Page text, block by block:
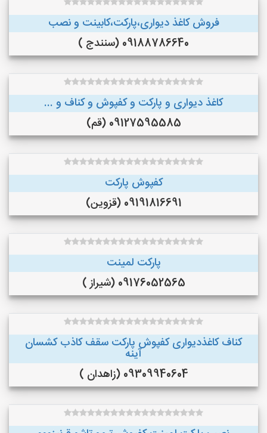
فروش کاغذ دیواری،پارکت،کابینت و نصب
09188786640 (سنندج )
کاغذ دیواری و پارکت و کفپوش و کناف و ...
09127595585 (قم)
کفپوش پارکت
09191816691 (قزوین)
پارکت لمینت
09176052565 (شیراز )
کناف کاغذدیواری کفپوش پارکت سقف کاذب کشسان
آینه
09309940604 (زاهدان )